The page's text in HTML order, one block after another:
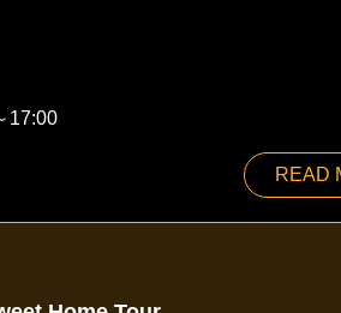
17:00
READ